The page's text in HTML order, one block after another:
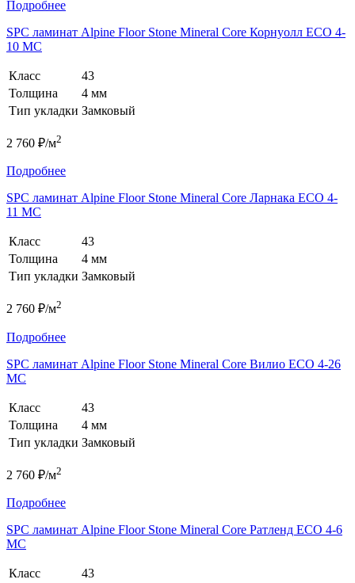
Подробнее
SPC ламинат Alpine Floor Stone Mineral Core Корнуолл ЕСО 4-
10 MC
Класс
43
Толщина
4 мм
Тип укладки Замковый
2 760 ₽/м2
Подробнее
SPC ламинат Alpine Floor Stone Mineral Core Ларнака ЕСО 4-
11 MC
Класс
43
Толщина
4 мм
Тип укладки Замковый
2 760 ₽/м2
Подробнее
SPC ламинат Alpine Floor Stone Mineral Core Вилио ЕСО 4-26
MC
Класс
43
Толщина
4 мм
Тип укладки Замковый
2 760 ₽/м2
Подробнее
SPC ламинат Alpine Floor Stone Mineral Core Ратленд ЕСО 4-6
MC
Класс
43